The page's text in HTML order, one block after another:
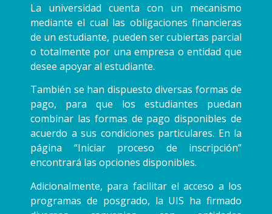
La universidad cuenta con un mecanismo
mediante el cual las obligaciones financieras
de un estudiante, pueden ser cubiertas parcial
o totalmente por una empresa o entidad que
desee apoyar al estudiante.
También se han dispuesto diversas formas de
pago, para que los estudiantes puedan
combinar las formas de pago disponibles de
acuerdo a sus condiciones particulares. En la
página “Iniciar proceso de inscripción”
encontrará las opciones disponibles.
Adicionalmente, para facilitar el acceso a los
programas de posgrado, la UIS ha firmado